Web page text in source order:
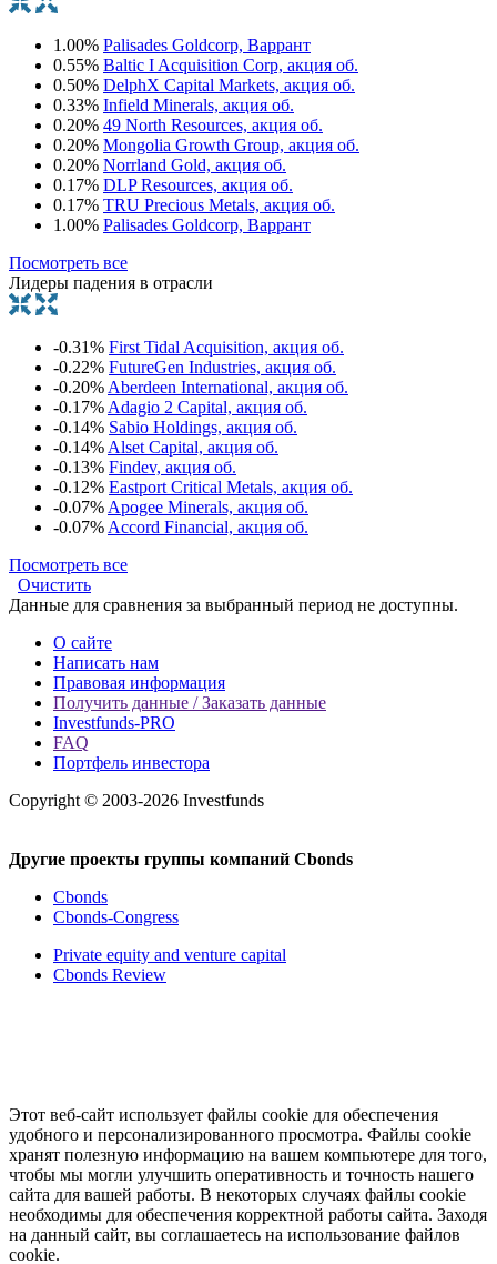
1.00% Palisades Goldcorp, Варрант
0.55% Baltic I Acquisition Corp, акция об.
0.50% DelphX Capital Markets, акция об.
0.33% Infield Minerals, акция об.
0.20% 49 North Resources, акция об.
0.20% Mongolia Growth Group, акция об.
0.20% Norrland Gold, акция об.
0.17% DLP Resources, акция об.
0.17% TRU Precious Metals, акция об.
1.00% Palisades Goldcorp, Варрант
Посмотреть все
Лидеры падения в отрасли
-0.31% First Tidal Acquisition, акция об.
-0.22% FutureGen Industries, акция об.
-0.20% Aberdeen International, акция об.
-0.17% Adagio 2 Capital, акция об.
-0.14% Sabio Holdings, акция об.
-0.14% Alset Capital, акция об.
-0.13% Findev, акция об.
-0.12% Eastport Critical Metals, акция об.
-0.07% Apogee Minerals, акция об.
-0.07% Accord Financial, акция об.
Посмотреть все
Очистить
Данные для сравнения за выбранный период не доступны.
О сайте
Написать нам
Правовая информация
Получить данные / Заказать данные
Investfunds-PRO
FAQ
Портфель инвестора
Copyright © 2003-2026 Investfunds
Другие проекты группы компаний Cbonds
Cbonds
Cbonds-Congress
Private equity and venture capital
Cbonds Review
Этот веб-сайт использует файлы cookie для обеспечения
удобного и персонализированного просмотра. Файлы cookie
хранят полезную информацию на вашем компьютере для того,
чтобы мы могли улучшить оперативность и точность нашего
сайта для вашей работы. В некоторых случаях файлы cookie
необходимы для обеспечения корректной работы сайта. Заходя
на данный сайт, вы соглашаетесь на использование файлов
cookie.